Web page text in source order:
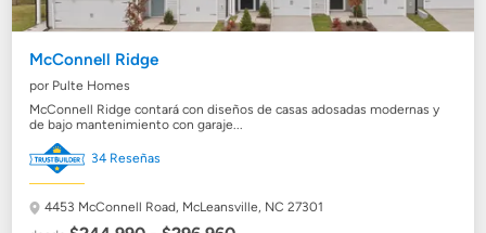
McConnell Ridge
por Pulte Homes
McConnell Ridge contará con diseños de casas adosadas modernas y
de bajo mantenimiento con garaje...
34 Reseñas
4453 McConnell Road, McLeansville, NC 27301